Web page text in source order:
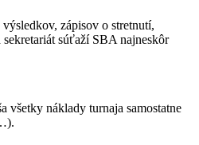
zápisov o stretnutí,
sekretariát súťaží SBA najneskôr
všetky náklady turnaja samostatne